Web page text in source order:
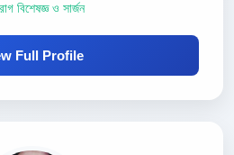
বিশেষজ্ঞ ও সার্জন
Full Profile